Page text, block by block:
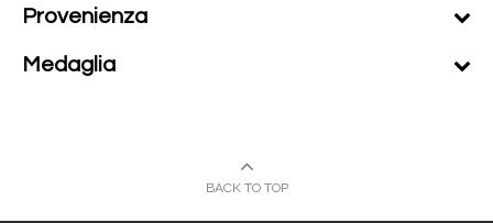
Provenienza
Medaglia
BACK TO TOP